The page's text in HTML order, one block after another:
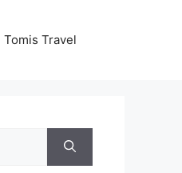
Travel